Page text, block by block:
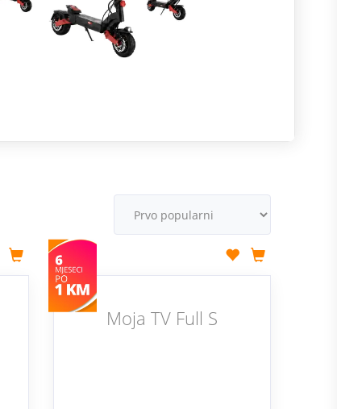
Moja TV Full S